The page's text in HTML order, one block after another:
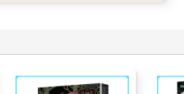
現一些重要作家確實曾寫過這個題
就是未曾出版，或是被埋沒在廣大
候真令人氣餒，就在我瀕臨放棄的
舉以及令人憤怒的最高法院任命